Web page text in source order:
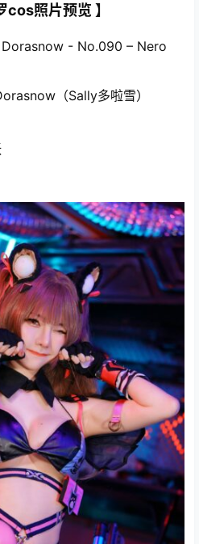
cos照片预览 】
Dorasnow - No.090 – Nero
（Sally多啦雪）